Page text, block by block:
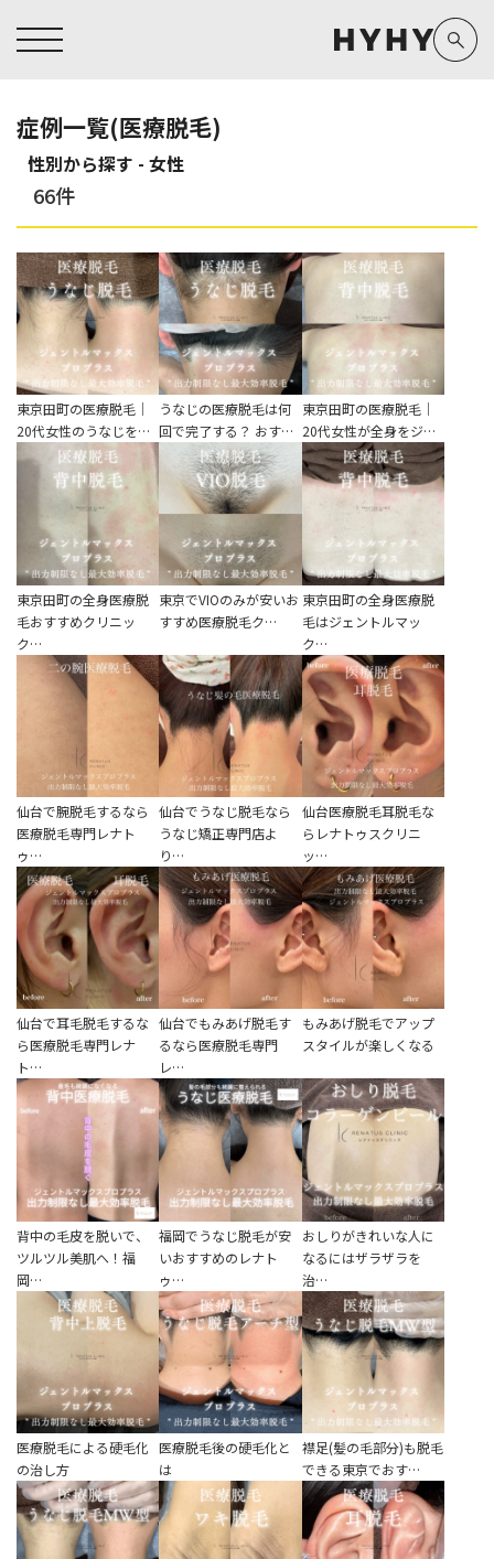
ヒアルロン酸注入症例一覧
アートメイク症例一覧
クリニック一覧
医師一覧
看護師一覧
新着情報
お問い合わせ
プライバシーポリシー
未成年の方へ
規約
コラム
ヒアルロン酸注入
担当医師から探す
副田 周
高橋 希
東山 麻伊子
松村 仁
泉 洋平
辻橋 勇祐
阿部 竜介
Parts
部位から探す
こめかみ
眉間
眉上
目の上
涙袋
眼窩縁（目の下）
ゴルゴライン
鼻
ほうれい線
鼻翼基部
頬
唇
口角
首
ヒアルロン酸リフトアッ
プ
立ち耳
鎖骨
製剤から探す
ザーフ(XERF)
ボラックス
ボリューマ
ボリフト
ボルベラ
ボライト
レナトゥスヒアルロン酸
ダイヤモンドフィール/ピ
ネハ
スネコス
リジュラン
ゴウリ
糸リフト
目の下のクマ取り
その他
Gender
性別から探す
女性
男性
その他
Age
年代から探す
10代
20代
30代
40代
50代
60代
70代
症例一覧(医療脱毛)
性別から探す - 女性
66件
東京田町の医療脱毛｜
20代女性のうなじを…
うなじの医療脱毛は何
回で完了する？ おす…
東京田町の医療脱毛｜
20代女性が全身をジ…
東京田町の全身医療脱
毛おすすめクリニッ
ク…
東京でVIOのみが安いお
すすめ医療脱毛ク…
東京田町の全身医療脱
毛はジェントルマッ
ク…
仙台で腕脱毛するなら
医療脱毛専門レナト
ゥ…
仙台でうなじ脱毛なら
うなじ矯正専門店よ
り…
仙台医療脱毛耳脱毛な
らレナトゥスクリニ
ッ…
仙台で耳毛脱毛するな
ら医療脱毛専門レナ
ト…
仙台でもみあげ脱毛す
るなら医療脱毛専門
レ…
もみあげ脱毛でアップ
スタイルが楽しくなる
背中の毛皮を脱いで、
ツルツル美肌へ！福
岡…
福岡でうなじ脱毛が安
いおすすめのレナト
ゥ…
おしりがきれいな人に
なるにはザラザラを
治…
医療脱毛による硬毛化
の治し方
医療脱毛後の硬毛化と
は
襟足(髪の毛部分)も脱毛
できる東京でおす…